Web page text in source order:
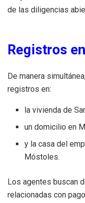
de las diligencias
Registros
De manera
registros en:
la vivienda de
un domicilio en
y la casa del
Móstoles.
Los agentes buscan
relacionadas con